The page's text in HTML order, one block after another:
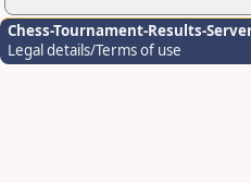
Chess-Tournament-Results-
Legal details/Terms of use